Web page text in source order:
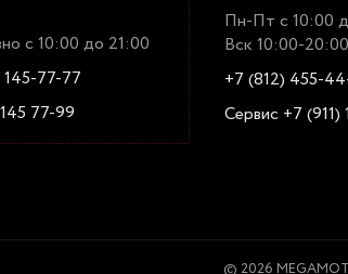
с 10:00 до 21:00
77-77
77-99
Пн-Пт с 10:00
Вск 10:00-20:00
+7 (812) 455-
Сервис +7 (911)
© 2026